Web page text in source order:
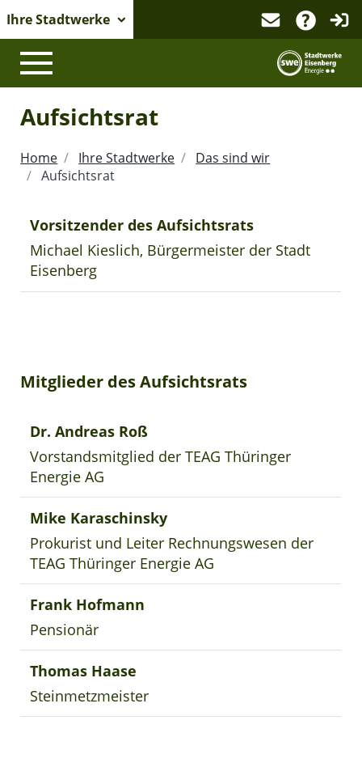
Ihre Stadtwerke
Logo der
Aufsichtsrat
Home Ihre Stadtwerke
Das sind wir
Aufsichtsrat
Vorsitzender des Aufsichtsrats
Michael Kieslich, Bürgermeister der Stadt
Eisenberg
Mitglieder des Aufsichtsrats
Dr. Andreas Roß
Vorstandsmitglied der TEAG Thüringer
Energie AG
Mike Karaschinsky
Prokurist und Leiter Rechnungswesen der
TEAG Thüringer Energie AG
Frank Hofmann
Pensionär
Thomas Haase
Steinmetzmeister